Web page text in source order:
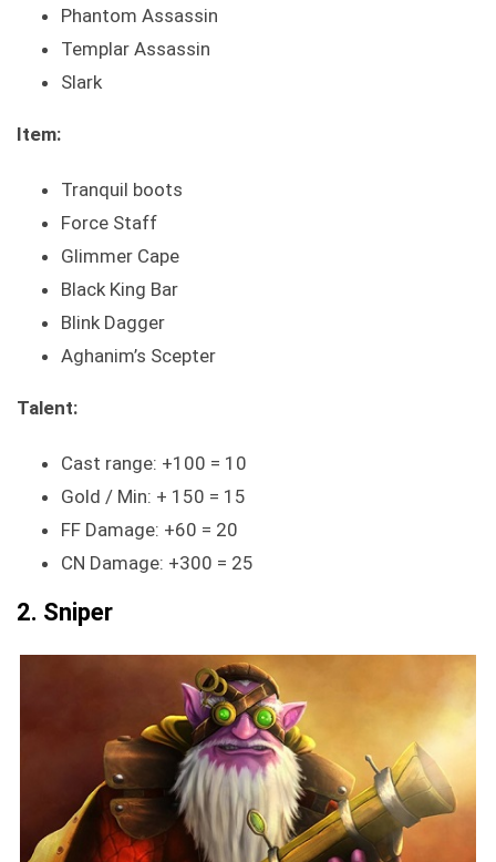
Phantom Assassin
Templar Assassin
Slark
Item:
Tranquil boots
Force Staff
Glimmer Cape
Black King Bar
Blink Dagger
Aghanim’s Scepter
Talent:
Cast range: +100 = 10
Gold / Min: + 150 = 15
FF Damage: +60 = 20
CN Damage: +300 = 25
2. Sniper